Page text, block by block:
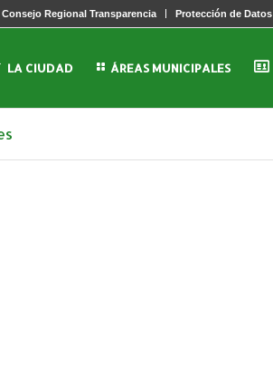
Consejo Regional Transparencia Protección de Datos
LA CIUDAD ÁREAS MUNICIPALES